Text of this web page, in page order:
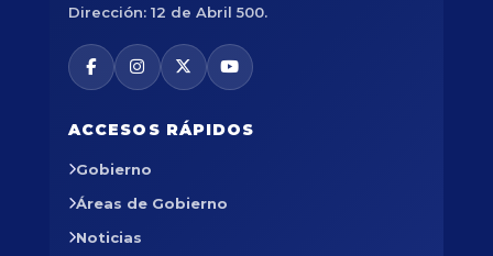
Dirección: 12 de Abril 500.
ACCESOS RÁPIDOS
Gobierno
Áreas de Gobierno
Noticias